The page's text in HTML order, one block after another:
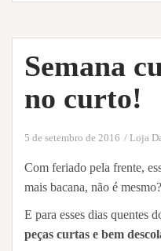
Semana
no curto!
5 de setembro de 2016 Loja
Com feriado pela frente,
mais bacana, não é mesmo?
E para esses dias quentes
peças curtas e bem